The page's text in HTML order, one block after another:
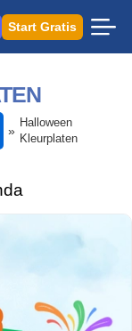
Start Gratis
Halloween
Kleurplaten